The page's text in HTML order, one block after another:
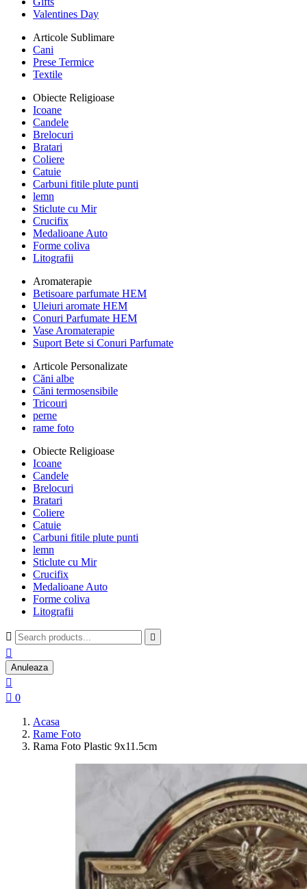
Valentines Day
Articole Sublimare
Cani
Prese Termice
Textile
Obiecte Religioase
Icoane
Candele
Brelocuri
Bratari
Coliere
Catuie
Carbuni fitile plute punti
lemn
Sticlute cu Mir
Crucifix
Medalioane Auto
Forme coliva
Litografii
Aromaterapie
Betisoare parfumate HEM
Uleiuri aromate HEM
Conuri Parfumate HEM
Vase Aromaterapie
Suport Bete si Conuri Parfumate
Articole Personalizate
Căni albe
Căni termosensibile
Tricouri
perne
rame foto
Obiecte Religioase
Icoane
Candele
Brelocuri
Bratari
Coliere
Catuie
Carbuni fitile plute punti
lemn
Sticlute cu Mir
Crucifix
Medalioane Auto
Forme coliva
Litografii
 

Anuleaza

 0
Acasa
Rame Foto
Rama Foto Plastic 9x11.5cm